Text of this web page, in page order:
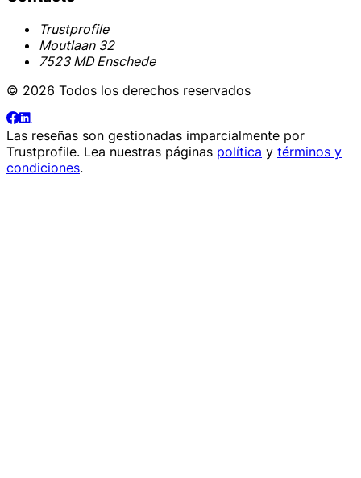
Trustprofile
Moutlaan 32
7523 MD Enschede
© 2026 Todos los derechos reservados
Las reseñas son gestionadas imparcialmente por
Trustprofile. Lea nuestras páginas política y términos y
condiciones.